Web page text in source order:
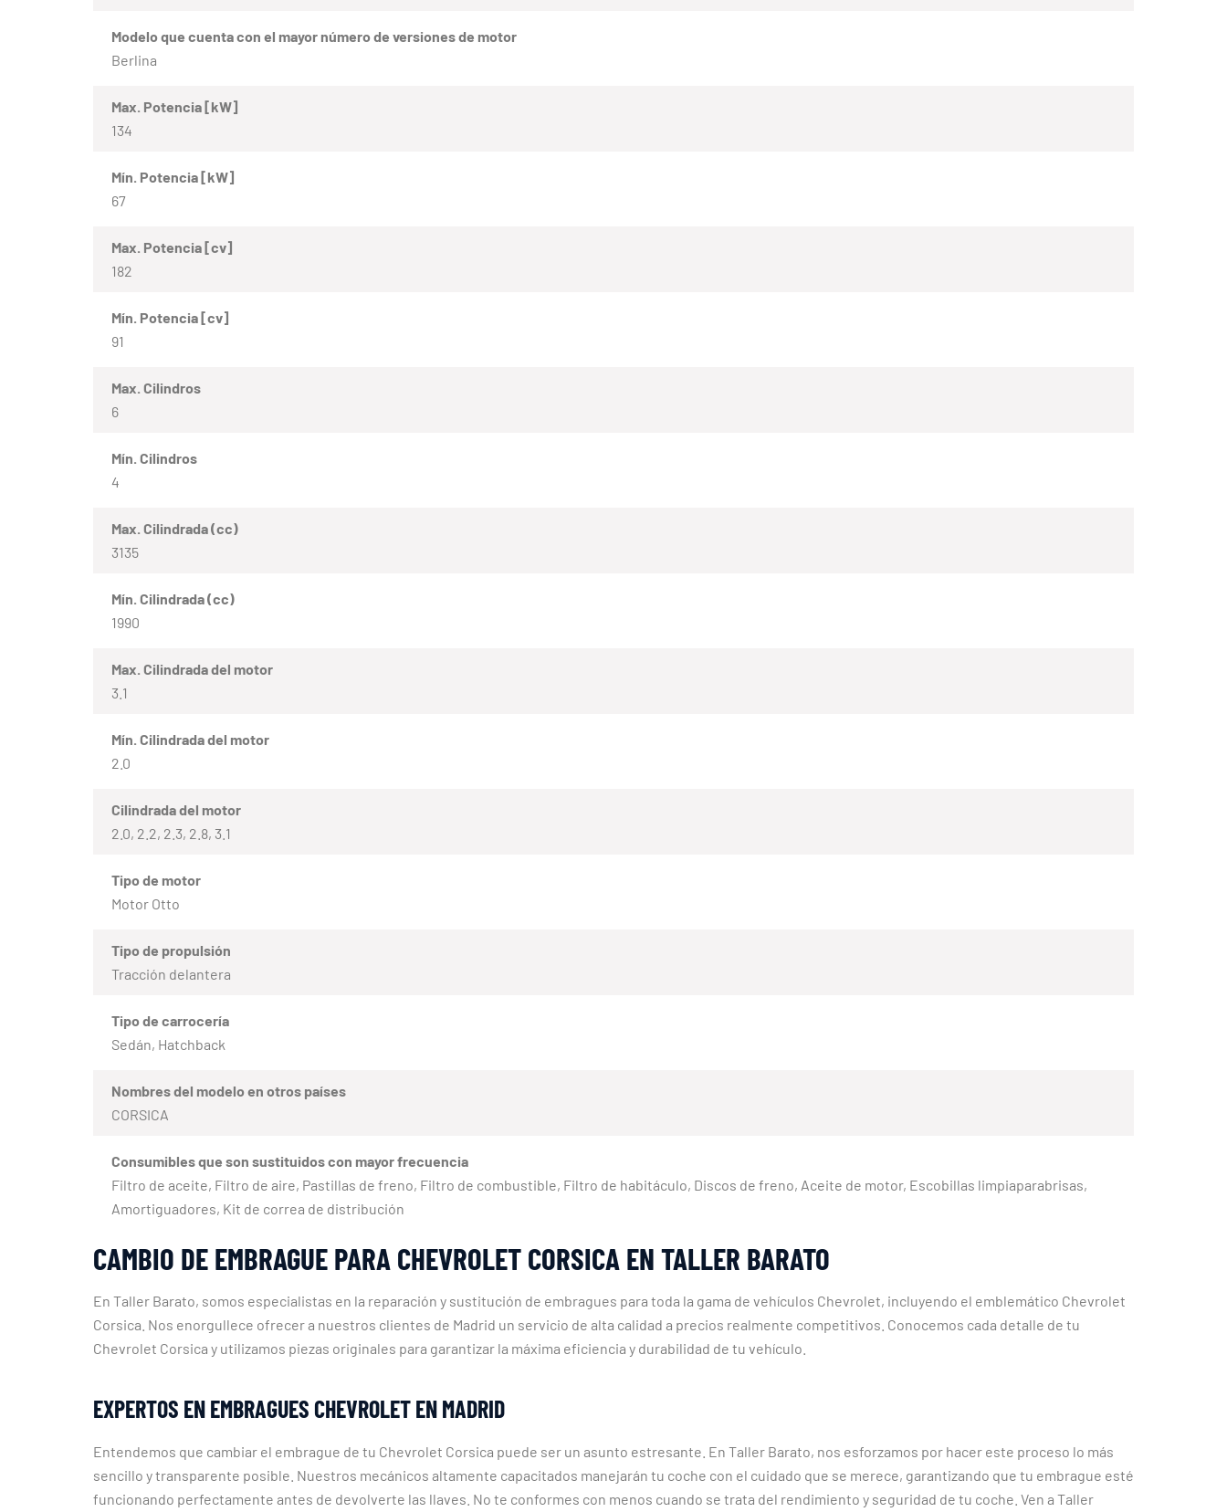
Modelo que cuenta con el mayor número de versiones de motor
Berlina
Max. Potencia [kW]
134
Mín. Potencia [kW]
67
Max. Potencia [cv]
182
Mín. Potencia [cv]
91
Max. Cilindros
6
Mín. Cilindros
4
Max. Cilindrada (cc)
3135
Mín. Cilindrada (cc)
1990
Max. Cilindrada del motor
3.1
Mín. Cilindrada del motor
2.0
Cilindrada del motor
2.0, 2.2, 2.3, 2.8, 3.1
Tipo de motor
Motor Otto
Tipo de propulsión
Tracción delantera
Tipo de carrocería
Sedán, Hatchback
Nombres del modelo en otros países
CORSICA
Consumibles que son sustituidos con mayor frecuencia
Filtro de aceite, Filtro de aire, Pastillas de freno, Filtro de combustible, Filtro de habitáculo, Discos de freno, Aceite de motor, Escobillas limpiaparabrisas,
Amortiguadores, Kit de correa de distribución
CAMBIO DE EMBRAGUE PARA CHEVROLET CORSICA EN TALLER BARATO
En Taller Barato, somos especialistas en la reparación y sustitución de embragues para toda la gama de vehículos Chevrolet, incluyendo el emblemático Chevrolet
Corsica. Nos enorgullece ofrecer a nuestros clientes de Madrid un servicio de alta calidad a precios realmente competitivos. Conocemos cada detalle de tu
Chevrolet Corsica y utilizamos piezas originales para garantizar la máxima eficiencia y durabilidad de tu vehículo.
EXPERTOS EN EMBRAGUES CHEVROLET EN MADRID
Entendemos que cambiar el embrague de tu Chevrolet Corsica puede ser un asunto estresante. En Taller Barato, nos esforzamos por hacer este proceso lo más
sencillo y transparente posible. Nuestros mecánicos altamente capacitados manejarán tu coche con el cuidado que se merece, garantizando que tu embrague esté
funcionando perfectamente antes de devolverte las llaves. No te conformes con menos cuando se trata del rendimiento y seguridad de tu coche. Ven a Taller